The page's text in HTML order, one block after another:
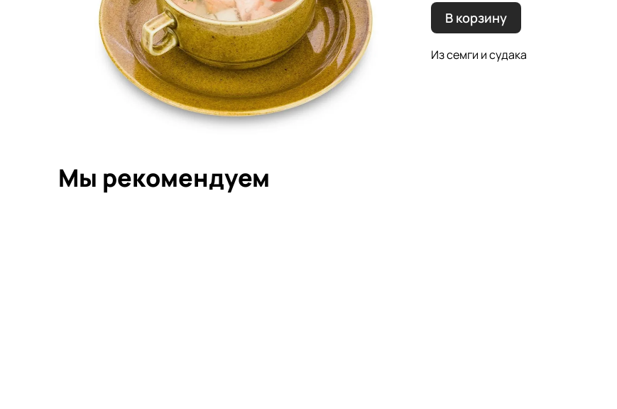
В корзину
Из семги и судака
Мы рекомендуем